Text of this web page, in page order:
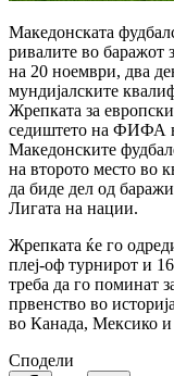
Македонската
ривалите во баражот
на 20 ноември, два
мундијалските
Жрепката за
седиштето на ФИФА
Македонските
на второто место во
да биде дел од
Лигата на нации.
Жрепката ќе го
плеј-оф турнирот и
треба да го поминат
првенство во
во Канада, Мексико
Сподели